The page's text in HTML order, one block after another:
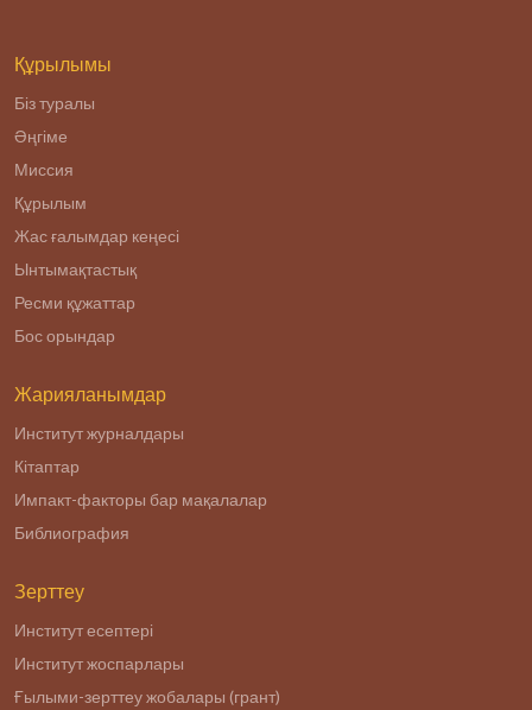
Құрылымы
Біз туралы
Әңгіме
Миссия
Құрылым
Жас ғалымдар кеңесі
Ынтымақтастық
Ресми құжаттар
Бос орындар
Жарияланымдар
Институт журналдары
Кітаптар
Импакт-факторы бар мақалалар
Библиография
Зерттеу
Институт есептері
Институт жоспарлары
Ғылыми-зерттеу жобалары (грант)